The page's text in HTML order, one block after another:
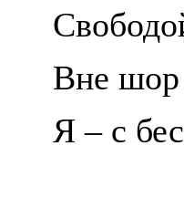
Вне шор
Я – с